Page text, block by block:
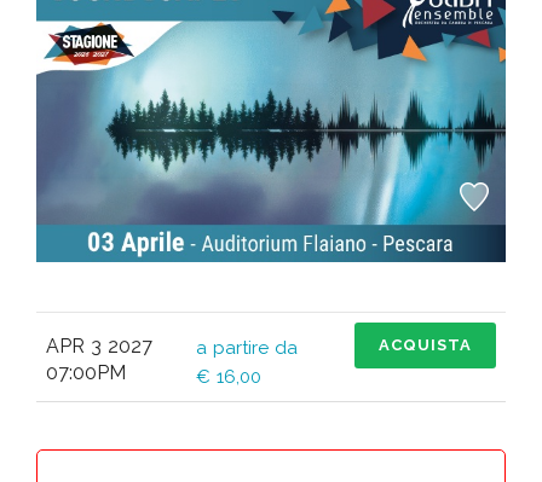
APR 3 2027
07:00PM
a partire da
€ 16,00
ACQUISTA